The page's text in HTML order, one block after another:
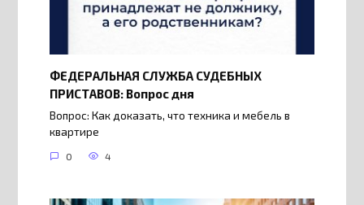
ФЕДЕРАЛЬНАЯ СЛУЖБА СУДЕБНЫХ
ПРИСТАВОВ: Вопрос дня
Вопрос: Как доказать, что техника и мебель в
квартире
0 4